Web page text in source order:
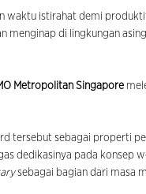
waktu istirahat demi
menginap di lingkungan
Metropolitan Singapore
tersebut sebagai properti
dedikasinya pada konsep
sebagai bagian dari masa